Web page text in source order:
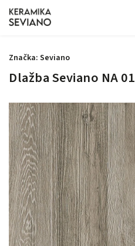
Dlažba Seviano NA 01
Značka: Seviano